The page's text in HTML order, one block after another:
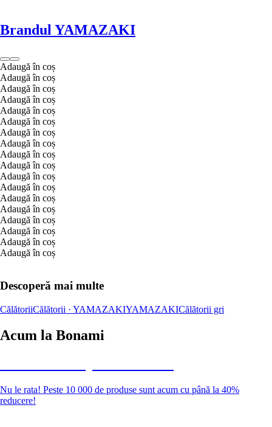
Brandul YAMAZAKI
Adaugă în coș
Adaugă în coș
Adaugă în coș
Adaugă în coș
Adaugă în coș
Adaugă în coș
Adaugă în coș
Adaugă în coș
Adaugă în coș
Adaugă în coș
Adaugă în coș
Adaugă în coș
Adaugă în coș
Adaugă în coș
Adaugă în coș
Adaugă în coș
Adaugă în coș
Adaugă în coș
Descoperă mai multe
CălătoriiCălătorii · YAMAZAKIYAMAZAKICălătorii gri
Acum la Bonami
Nu le rata! Peste 10 000 de produse sunt acum cu până la 40%
reducere!